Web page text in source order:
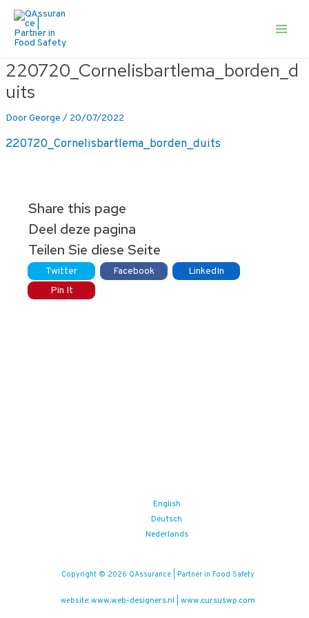
naar
220720_Cornelisbartlema_borden_d
uits
DoorGeorge / 20/07/2022
220720_Cornelisbartlema_borden_duits
Share this page
Deel deze pagina
Teilen Sie diese Seite
Twitter Facebook
LinkedIn
Pin It
English
Deutsch
Nederlands
Copyright © 2026 QAssurance | Partner in Food Safety
website: www.web-designers.nl www.cursuswp.com